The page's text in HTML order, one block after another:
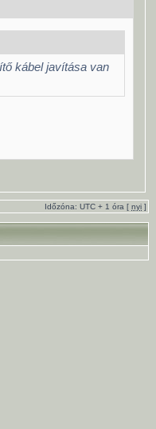
kábel javítása van
Időzóna: UTC + 1 óra [ nyi ]